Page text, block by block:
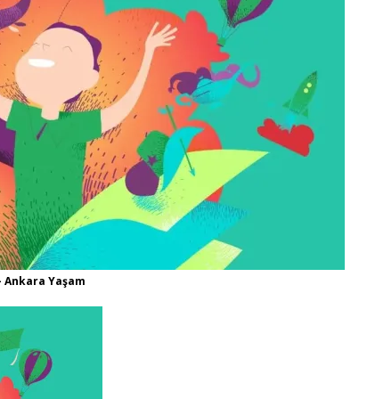
2027 Ortaokul Kayıtlarının Başlangıç Tarihleri Nedir?
2 Sınavı Ne Zaman ve Saat Kaçta Gerçekleşecek?
3. Dönem Sınav Sonuçları Açıklama Tarihi Belirlendi mi?
Aileler İçin Etkili Ebeveynlik Eğitimi
EĞITIM
Sonuçları 2026 Takvimi ve Açıklanma Tarihi
EĞITIM
Geleceğin Astsubayları için Yoğun Eğitim Programı
Üniversite Kayıt Tarihleri ve Detayları
EĞITIM
Uyum Haftası Ne Zaman Başlıyor? Öğrencilere Rehberlik
Esenboğa Havalimanı Raylı Sistem Projesi İhalesi Sonuçları
Yaşam